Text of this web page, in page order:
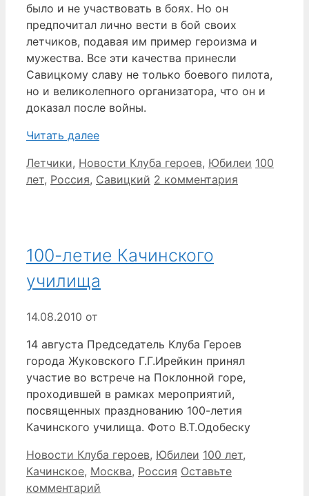
было и не участвовать в боях. Но он
предпочитал лично вести в бой своих
летчиков, подавая им пример героизма и
мужества. Все эти качества принесли
Савицкому славу не только боевого пилота,
но и великолепного организатора, что он и
доказал после войны.
Читать далее
Рубрики
Летчики, Новости Клуба героев, Юбилеи Метки
100
лет, Россия, Савицкий 2 комментария
100-летие Качинского
училища
14.08.2010 от
14 августа Председатель Клуба Героев
города Жуковского Г.Г.Ирейкин принял
участие во встрече на Поклонной горе,
проходившей в рамках мероприятий,
посвященных празднованию 100-летия
Качинского училища. Фото В.Т.Одобеску
Рубрики
Новости Клуба героев, Юбилеи Метки
100 лет,
Качинское, Москва, Россия Оставьте
комментарий